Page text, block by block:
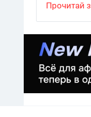
браузер
видео-
антидетект
Прочитай